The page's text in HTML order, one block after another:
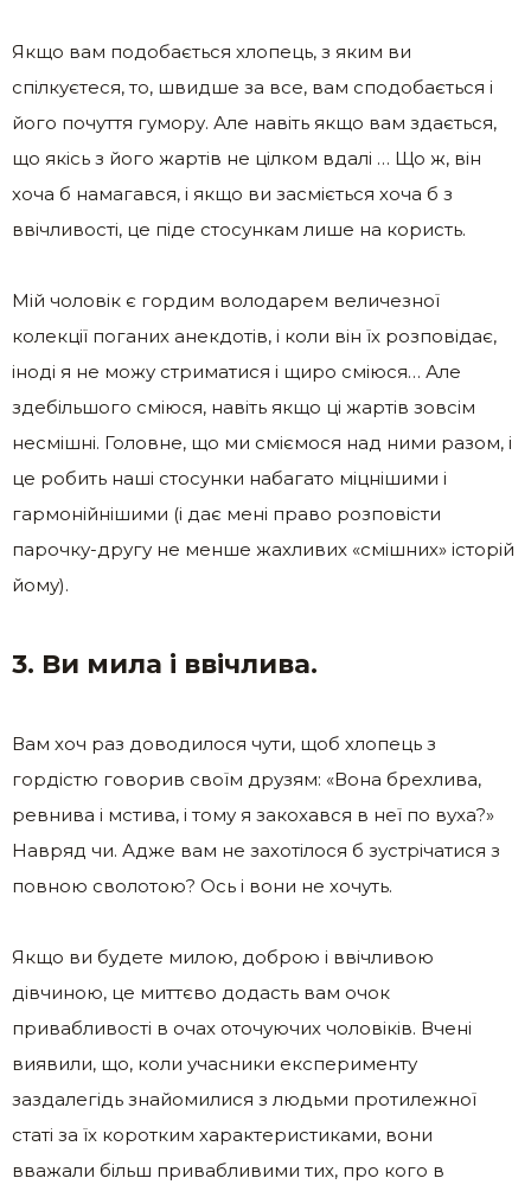
Якщо вам подобається хлопець, з яким ви
спілкуєтеся, то, швидше за все, вам сподобається і
його почуття гумору. Але навіть якщо вам здається,
що якісь з його жартів не цілком вдалі … Що ж, він
хоча б намагався, і якщо ви засміється хоча б з
ввічливості, це піде стосункам лише на користь.
Мій чоловік є гордим володарем величезної
колекції поганих анекдотів, і коли він їх розповідає,
іноді я не можу стриматися і щиро сміюся… Але
здебільшого сміюся, навіть якщо ці жартів зовсім
несмішні. Головне, що ми сміємося над ними разом, і
це робить наші стосунки набагато міцнішими і
гармонійнішими (і дає мені право розповісти
парочку-другу не менше жахливих «смішних» історій
йому).
3. Ви мила і ввічлива.
Вам хоч раз доводилося чути, щоб хлопець з
гордістю говорив своїм друзям: «Вона брехлива,
ревнива і мстива, і тому я закохався в неї по вуха?»
Навряд чи. Адже вам не захотілося б зустрічатися з
повною сволотою? Ось і вони не хочуть.
Якщо ви будете милою, доброю і ввічливою
дівчиною, це миттєво додасть вам очок
привабливості в очах оточуючих чоловіків. Вчені
виявили, що, коли учасники експерименту
заздалегідь знайомилися з людьми протилежної
статі за їх коротким характеристиками, вони
вважали більш привабливими тих, про кого в